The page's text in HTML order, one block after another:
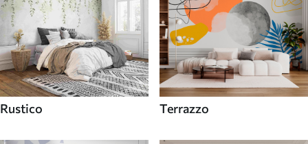
Rustico Terrazzo